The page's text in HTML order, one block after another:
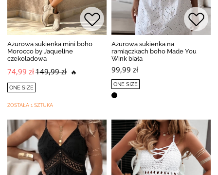
Ażurowa sukienka mini boho
Morocco by Jaqueline
czekoladowa
74,99 zł149,99 zł 🔥
ONE SIZE
ZOSTAŁA 1 SZTUKA
Ażurowa sukienka na
ramiączkach boho Made You
Wink biała
99,99 zł
ONE SIZE